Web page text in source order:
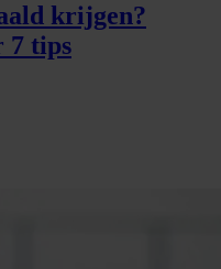
krijgen?
7 tips